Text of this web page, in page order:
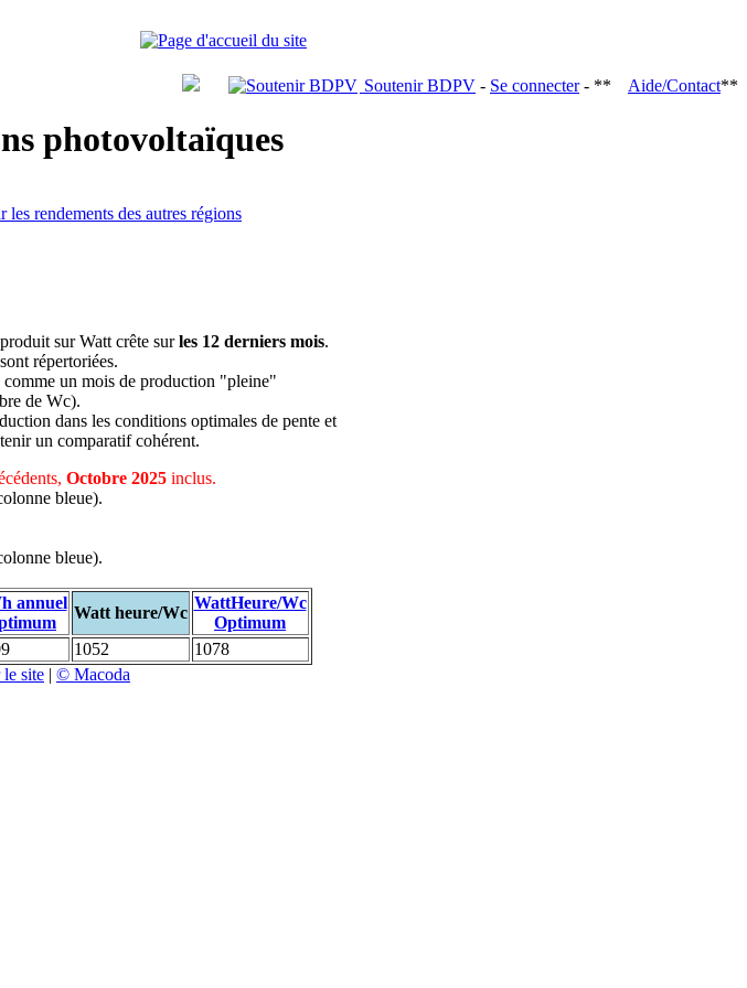
Soutenir BDPV - Se connecter- ** Aide/Contact**
photovoltaïques
les rendements des autres régions
sur Watt crête surles 12 derniers mois.
répertoriées.
comme un mois de production "pleine"
de Wc).
dans les conditions optimales de pente et
un comparatif cohérent.
Octobre 2025 inclus.
bleue).
bleue).
annuel
Watt heure/Wc
WattHeure/Wc
Optimum
1052
1078
le site | © Macoda